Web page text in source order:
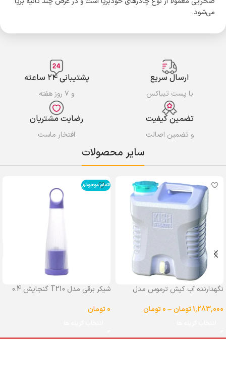
می‌شود.
ارسال سریع
با پست تیباکس
پشتیبانی ۲۴ ساعته
و ۷ روز هفته
تضمین کیفیت
و تضمین اصالت
رضایت مشتریان
افتخار ماست
سایر محصولات
نگهدارنده آب کیش ترموس مدل
1,283,000تومان–
0تومان
اتمام موجودی
شیکر برقی مدل T210 گنجایش 0.4
0تومان